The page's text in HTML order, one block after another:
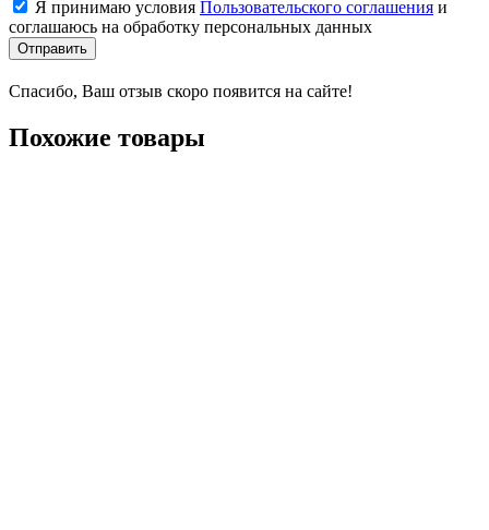
Я принимаю условия Пользовательского соглашения и
соглашаюсь на обработку персональных данных
Отправить
Спасибо, Ваш отзыв скоро появится на сайте!
Похожие товары